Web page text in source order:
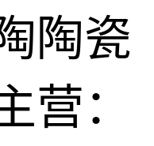
陶瓷
营：